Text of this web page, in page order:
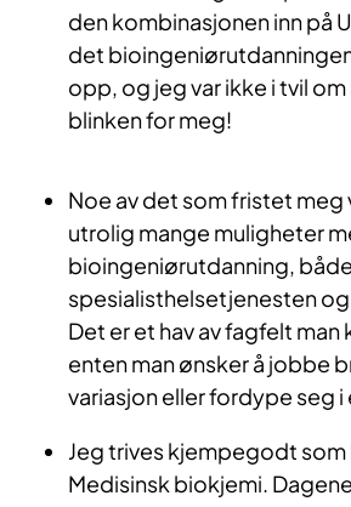
den kombinasjonen inn på
det
opp, og jeg var ikke i tvil
blinken for meg!
Noe av det som fristet meg
utrolig mange muligheter
bioingeniørutdanning,
spesialisthelsetjenesten
Det er et hav av fagfelt
enten man ønsker å jobbe
variasjon eller fordype seg
Jeg trives kjempegodt
Medisinsk biokjemi.